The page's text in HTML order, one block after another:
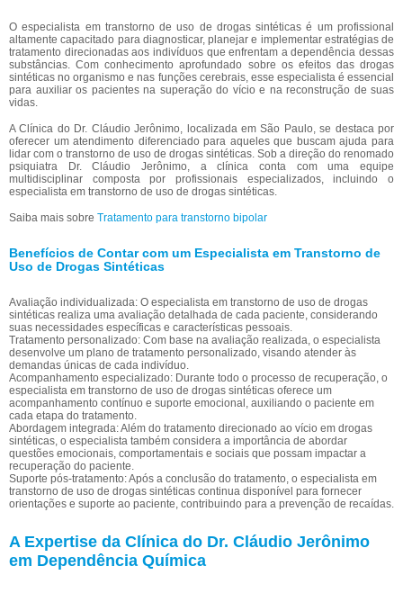
O especialista em transtorno de uso de drogas sintéticas é um profissional
altamente capacitado para diagnosticar, planejar e implementar estratégias de
tratamento direcionadas aos indivíduos que enfrentam a dependência dessas
substâncias. Com conhecimento aprofundado sobre os efeitos das drogas
sintéticas no organismo e nas funções cerebrais, esse especialista é essencial
para auxiliar os pacientes na superação do vício e na reconstrução de suas
vidas.
A Clínica do Dr. Cláudio Jerônimo, localizada em São Paulo, se destaca por
oferecer um atendimento diferenciado para aqueles que buscam ajuda para
lidar com o transtorno de uso de drogas sintéticas. Sob a direção do renomado
psiquiatra Dr. Cláudio Jerônimo, a clínica conta com uma equipe
multidisciplinar composta por profissionais especializados, incluindo o
especialista em transtorno de uso de drogas sintéticas.
Saiba mais sobre Tratamento para transtorno bipolar
Benefícios de Contar com um Especialista em Transtorno de
Uso de Drogas Sintéticas
Avaliação individualizada: O especialista em transtorno de uso de drogas
sintéticas realiza uma avaliação detalhada de cada paciente, considerando
suas necessidades específicas e características pessoais.
Tratamento personalizado: Com base na avaliação realizada, o especialista
desenvolve um plano de tratamento personalizado, visando atender às
demandas únicas de cada indivíduo.
Acompanhamento especializado: Durante todo o processo de recuperação, o
especialista em transtorno de uso de drogas sintéticas oferece um
acompanhamento contínuo e suporte emocional, auxiliando o paciente em
cada etapa do tratamento.
Abordagem integrada: Além do tratamento direcionado ao vício em drogas
sintéticas, o especialista também considera a importância de abordar
questões emocionais, comportamentais e sociais que possam impactar a
recuperação do paciente.
Suporte pós-tratamento: Após a conclusão do tratamento, o especialista em
transtorno de uso de drogas sintéticas continua disponível para fornecer
orientações e suporte ao paciente, contribuindo para a prevenção de recaídas.
A Expertise da Clínica do Dr. Cláudio Jerônimo
em Dependência Química